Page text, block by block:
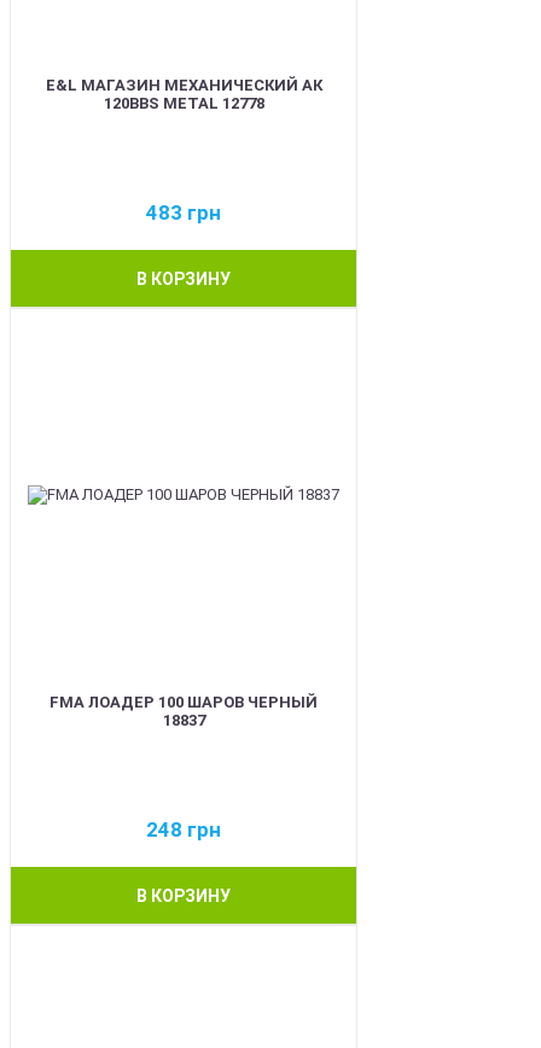
E&L МАГАЗИН МЕХАНИЧЕСКИЙ АК
120BBS METAL 12778
483 грн
В КОРЗИНУ
FMA ЛОАДЕР 100 ШАРОВ ЧЕРНЫЙ
18837
248 грн
В КОРЗИНУ